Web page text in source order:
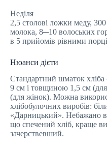
Неділя
2,5 столові ложки меду,
молока, 8─10 волоських
в 5 прийомів рівними
Нюанси дієти
Стандартний шматок
9 см і товщиною 1,5 см (для
(для жінок). Можна
хлібобулочних виробів:
«Дарницький». Небажано
що спечений хліб, краще
зачерствевший.